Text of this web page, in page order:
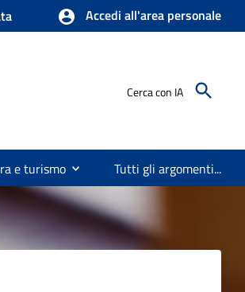
Accedi all'area personale
Cerca con IA
e turismo Tutti gli argomenti...